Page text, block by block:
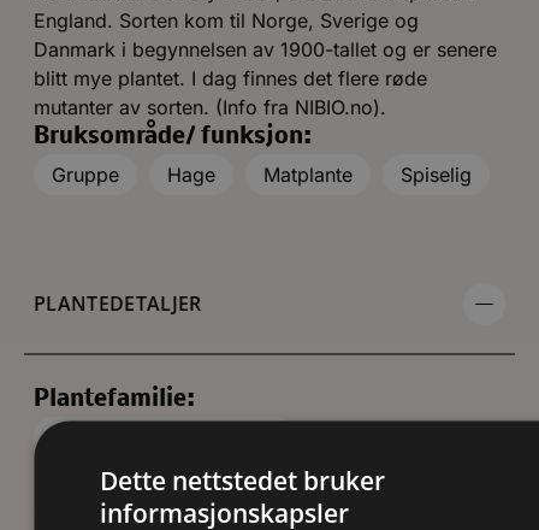
England. Sorten kom til Norge, Sverige og
Danmark i begynnelsen av 1900-tallet og er senere
blitt mye plantet. I dag finnes det flere røde
mutanter av sorten. (Info fra NIBIO.no).
Bruksområde/ funksjon:
Gruppe
Hage Matplante Spiselig
PLANTEDETALJER
Plantefamilie:
Herdighet:
2 3
4
Dette nettstedet bruker
informasjonskapsler